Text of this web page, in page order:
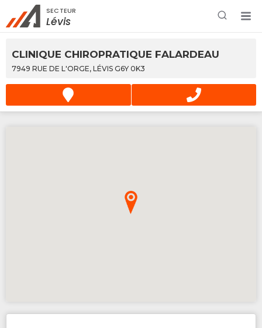
Rechercher à proximité - Entreprise / Rabais /
Services
SECTEUR
Lévis
CLINIQUE CHIROPRATIQUE FALARDEAU
7949 RUE DE L'ORGE, LÉVIS G6Y 0K3